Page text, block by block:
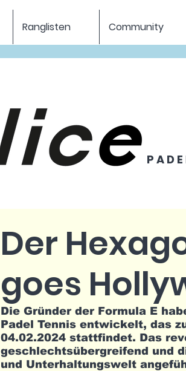
Ranglisten Community
P A D
Der
goes
Die Gründer der Formula E
Padel Tennis entwickelt, das
04.02.2024 stattfindet. Das
geschlechtsübergreifend und
und Unterhaltungswelt